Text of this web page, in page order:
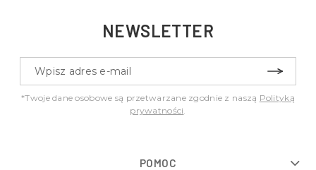
NEWSLETTER
*Twoje dane osobowe są przetwarzane zgodnie z naszą Polityką
prywatności
POMOC